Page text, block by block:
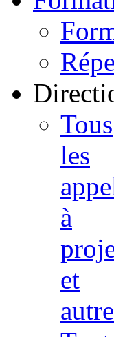
Tous
les
à
et